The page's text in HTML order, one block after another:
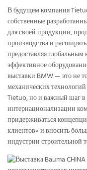
В будущем компания
собственные
для своей продукции,
производства и
предоставляя глобальным
эффективное
выставки BMW — это не
механических
Tietuo, но и важный шаг в
интернационализации
придерживаться
клиентов» и вносить
индустрии строительной